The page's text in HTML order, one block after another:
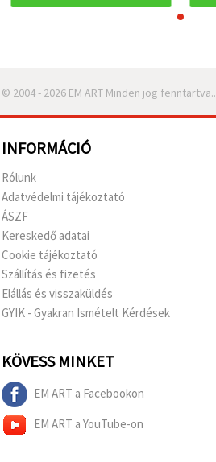
© 2004 - 2026 EM ART Minden jog fenntartva..
INFORMÁCIÓ
Rólunk
Adatvédelmi tájékoztató
ÁSZF
Kereskedő adatai
Cookie tájékoztató
Szállítás és fizetés
Elállás és visszaküldés
GYIK - Gyakran Ismételt Kérdések
KÖVESS MINKET
EM ART a Facebookon
EM ART a YouTube-on